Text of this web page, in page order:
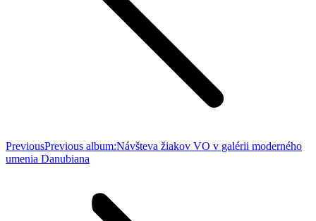
PreviousPrevious album:Návšteva žiakov VO v galérii moderného
umenia Danubiana